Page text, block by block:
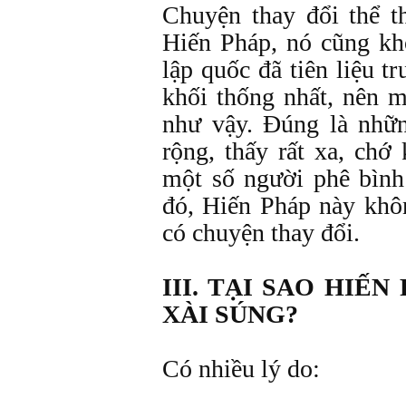
Chuyện thay đổi thể
Hiến Pháp, nó cũng
lập quốc đã tiên liệu
khối thống nhất, nên
như vậy. Đúng là
rộng, thấy rất xa, chớ
một số người phê
đó, Hiến Pháp này
có chuyện thay đổi.
III. TẠI SAO HIẾN
XÀI SÚNG?
Có nhiều lý do: